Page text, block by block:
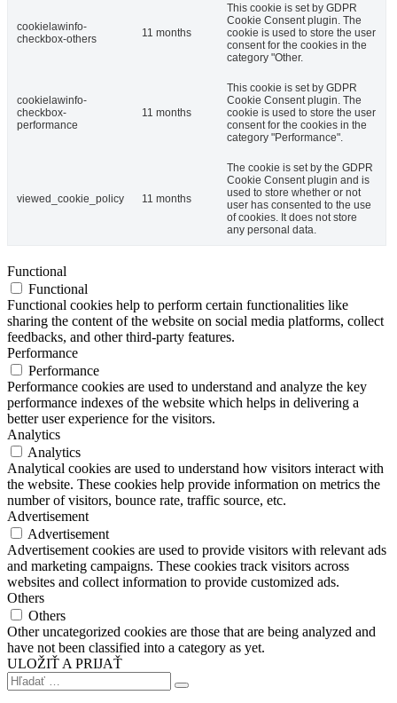
cookielawinfo-
checkbox-others
11 months
This cookie is set by GDPR
Cookie Consent plugin. The
cookie is used to store the user
consent for the cookies in the
category "Other.
cookielawinfo-
checkbox-
performance
11 months
This cookie is set by GDPR
Cookie Consent plugin. The
cookie is used to store the user
consent for the cookies in the
category "Performance".
viewed_cookie_policy 11 months
The cookie is set by the GDPR
Cookie Consent plugin and is
used to store whether or not
user has consented to the use
of cookies. It does not store
any personal data.
Functional
Functional
Functional cookies help to perform certain functionalities like
sharing the content of the website on social media platforms, collect
feedbacks, and other third-party features.
Performance
Performance
Performance cookies are used to understand and analyze the key
performance indexes of the website which helps in delivering a
better user experience for the visitors.
Analytics
Analytics
Analytical cookies are used to understand how visitors interact with
the website. These cookies help provide information on metrics the
number of visitors, bounce rate, traffic source, etc.
Advertisement
Advertisement
Advertisement cookies are used to provide visitors with relevant ads
and marketing campaigns. These cookies track visitors across
websites and collect information to provide customized ads.
Others
Others
Other uncategorized cookies are those that are being analyzed and
have not been classified into a category as yet.
ULOŽIŤ A PRIJAŤ